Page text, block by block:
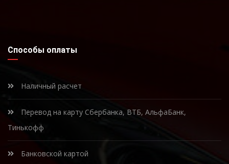
Способы оплаты
Наличный расчет
Перевод на карту Сбербанка, ВТБ, АльфаБанк,
Тинькофф
Банковской картой